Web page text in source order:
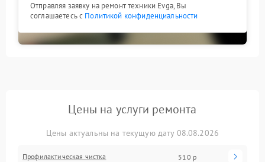
Отправляя заявку на ремонт техники Evga, Вы
соглашаетесь с Политикой конфиденциальности
Цены на услуги ремонта
Цены актуальны на текущую дату 08.08.2026
Профилактическая чистка 510 р